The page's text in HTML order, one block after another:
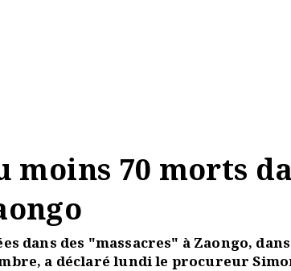
moins 70 morts
dans des "massacres" à Zaongo,
a déclaré lundi le procureur